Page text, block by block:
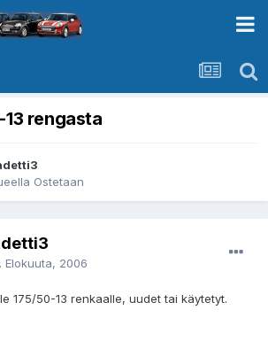
rengasta
Ostetaan
Elokuuta, 2006
175/50-13 renkaalle, uudet tai käytetyt.